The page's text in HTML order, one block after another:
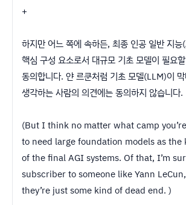
+
하지만 어느 쪽에 속하든, 최종 인공 일반 지
핵심 구성 요소로서 대규모 기초 모델이 필요
동의합니다. 얀 르쿤처럼 기초 모델(LLM)이
생각하는 사람의 의견에는 동의하지 않습니다.
(But I think no matter what camp
to need large foundation models as the
of the final AGI systems. Of that, I’m
subscriber to someone like Yann
they’re just some kind of dead end. )